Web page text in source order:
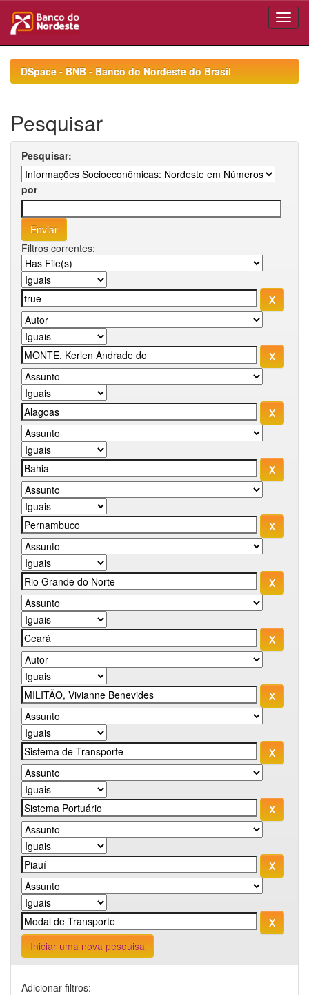
navigationDSpace - BNB - Banco do Nordeste do Brasil
Pesquisar
Pesquisar:
por
Filtros correntes:
Iniciar uma nova pesquisa
Adicionar filtros: